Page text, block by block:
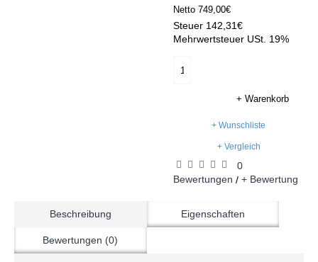
Netto 749,00€
Steuer 142,31€
Mehrwertsteuer USt. 19%
+ Warenkorb
+ Wunschliste
+ Vergleich
0
Bewertungen / + Bewertung
Beschreibung Eigenschaften
Bewertungen (0)